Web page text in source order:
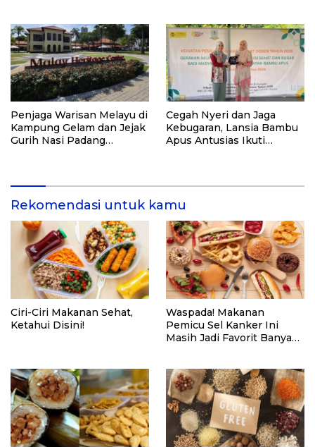
Penjaga Warisan Melayu di
Kampung Gelam dan Jejak
Gurih Nasi Padang
Cegah Nyeri dan Jaga
Kebugaran, Lansia Bambu
Apus Antusias Ikuti
Rekomendasi untuk kamu
Ciri-Ciri Makanan Sehat,
Ketahui Disini!
Waspada! Makanan
Pemicu Sel Kanker Ini
Masih Jadi Favorit Banyak